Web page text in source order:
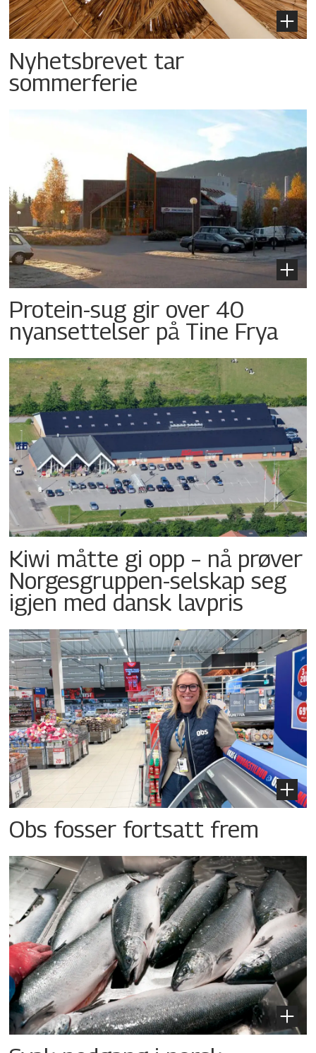
Nyhetsbrevet tar
sommerferie
Protein-sug gir over 40
nyansettelser på Tine Frya
Kiwi måtte gi opp – nå prøver
Norgesgruppen-selskap seg
igjen med dansk lavpris
Obs fosser fortsatt frem